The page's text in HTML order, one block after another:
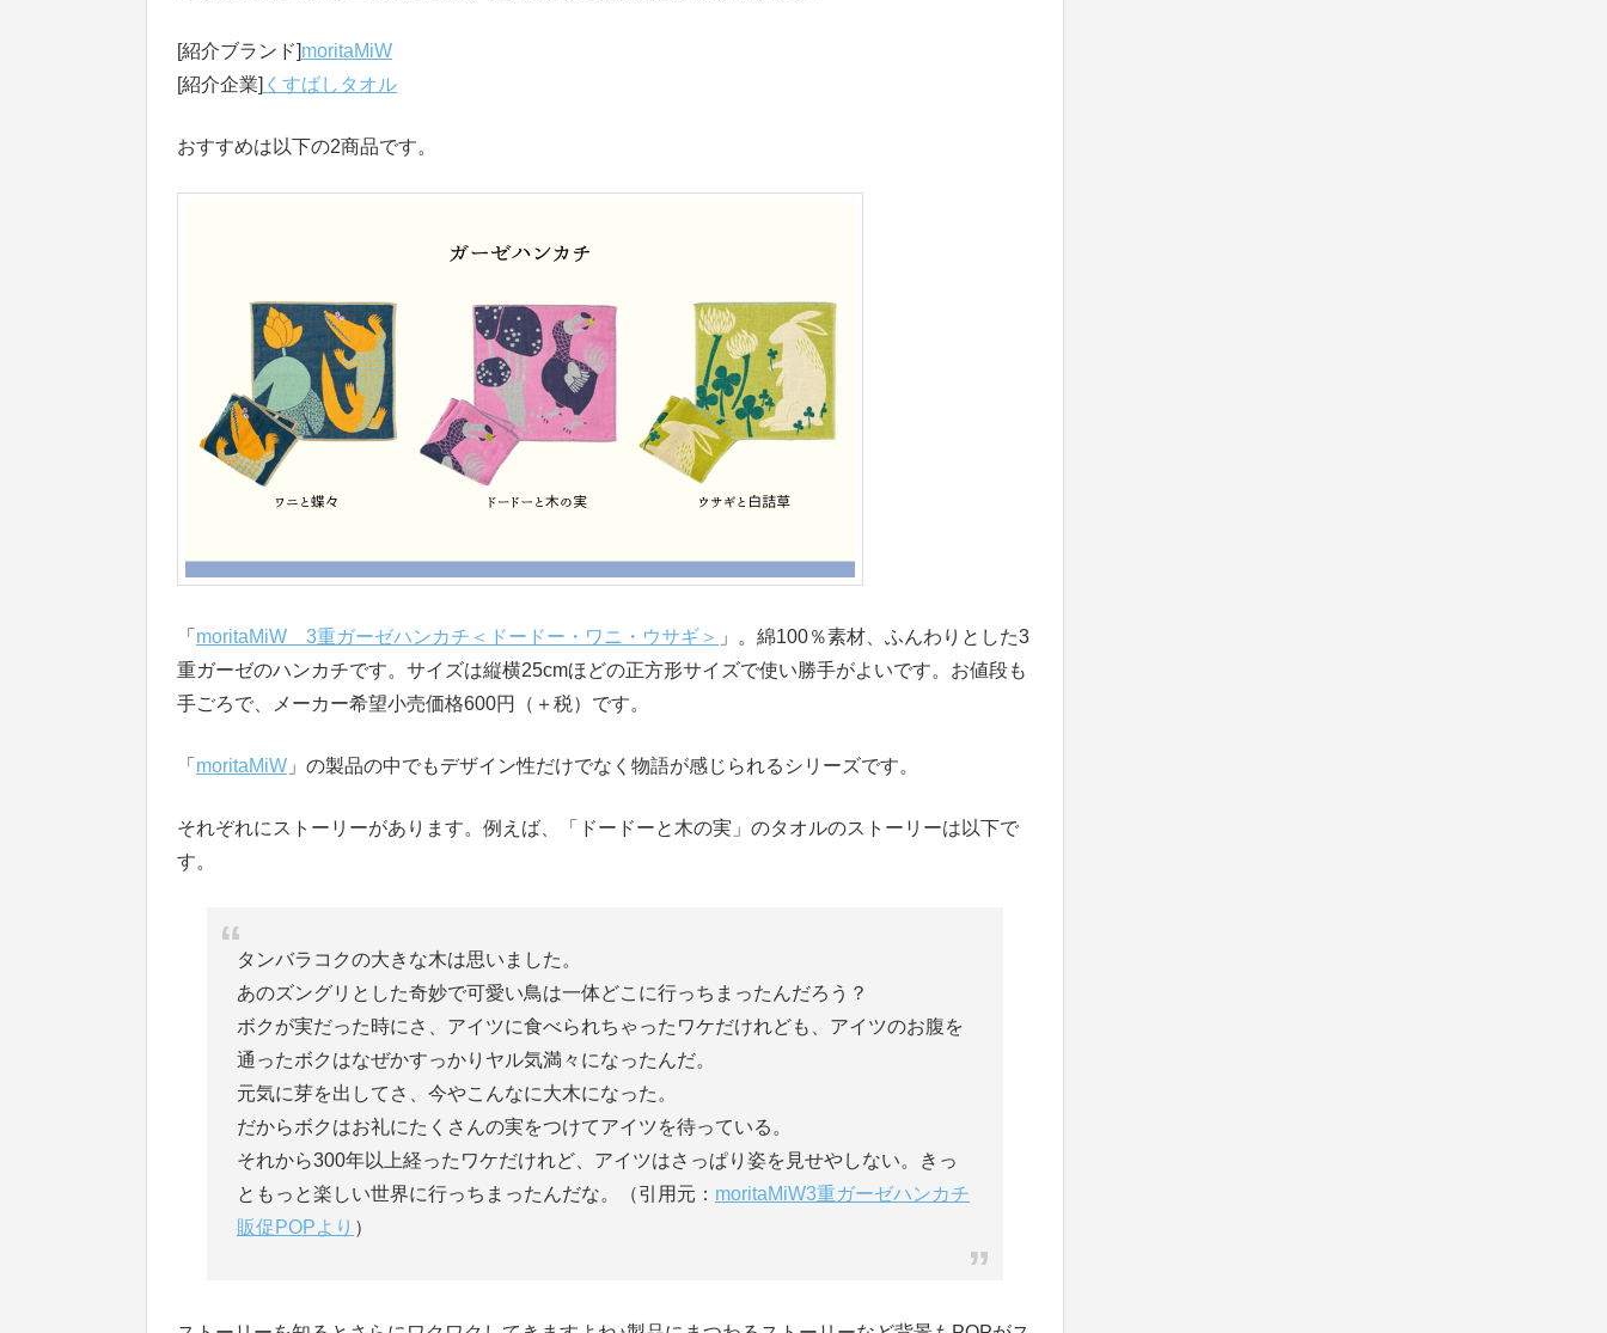
[紹介ブランド]moritaMiW
[紹介企業] くすばしタオル
おすすめは以下の2商品です。
「 moritaMiW 3重ガーゼハンカチ＜ドードー・ワニ・ウサギ＞ 」。綿100％素材、ふんわりとした3
重ガーゼのハンカチです。サイズは縦横25cmほどの正方形サイズで使い勝手がよいです。お値段も
手ごろで、メーカー希望小売価格600円（＋税）です。
「 moritaMiW 」の製品の中でもデザイン性だけでなく物語が感じられるシリーズです。
それぞれにストーリーがあります。例えば、「ドードーと木の実」のタオルのストーリーは以下で
す。
タンバラコクの大きな木は思いました。
あのズングリとした奇妙で可愛い鳥は一体どこに行っちまったんだろう？
ボクが実だった時にさ、アイツに食べられちゃったワケだけれども、アイツのお腹を
通ったボクはなぜかすっかりヤル気満々になったんだ。
元気に芽を出してさ、今やこんなに大木になった。
だからボクはお礼にたくさんの実をつけてアイツを待っている。
それから300年以上経ったワケだけれど、アイツはさっぱり姿を見せやしない。きっ
ともっと楽しい世界に行っちまったんだな。（引用元： moritaMiW3重ガーゼハンカチ
販促POPより ）